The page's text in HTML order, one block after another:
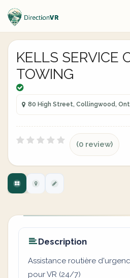
KELLS SERVICE
TOWING
80 High Street, Collingwood,
(0 review)
Description
Assistance routière
pour VR (24/7)